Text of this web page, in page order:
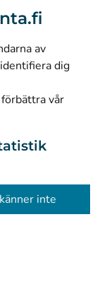
av
dig
vår
inte